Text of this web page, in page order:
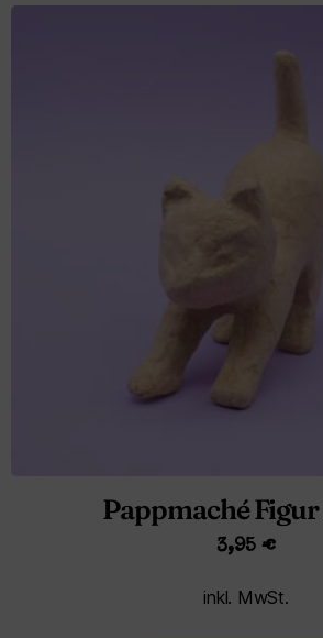
Pappmaché Figur
3,95 €
inkl. MwSt.